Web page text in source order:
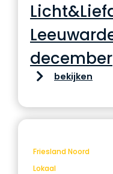
december
bekijken
Friesland Noord
Lokaal